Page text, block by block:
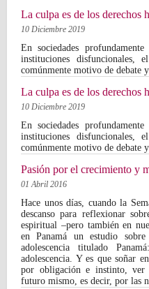
La culpa es de los derechos
10 Diciembre 2019
En sociedades
instituciones disfuncionales,
comúnmente motivo de debate
La culpa es de los derechos
10 Diciembre 2019
En sociedades
instituciones disfuncionales,
comúnmente motivo de debate
Pasión por el crecimiento y
01 Abril 2016
Hace unos días, cuando la
descanso para reflexionar
espiritual –pero también en
en Panamá un estudio
adolescencia titulado
adolescencia. Y es que soñar
por obligación e instinto, ver
futuro mismo, es decir, por las